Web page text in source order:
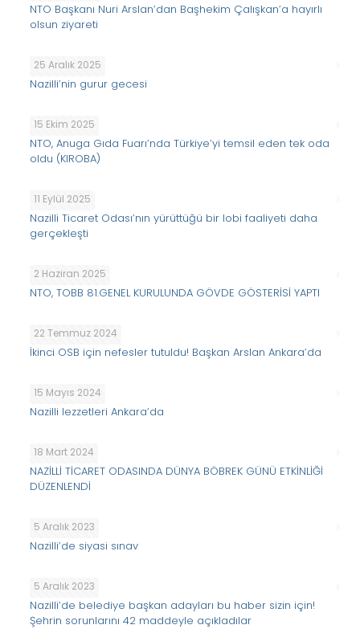
NTO Başkanı Nuri Arslan’dan Başhekim Çalışkan’a hayırlı
olsun ziyareti
25 Aralık 2025
Nazilli’nin gurur gecesi
15 Ekim 2025
NTO, Anuga Gıda Fuarı’nda Türkiye’yi temsil eden tek oda
oldu (KIROBA)
11 Eylül 2025
Nazilli Ticaret Odası’nın yürüttüğü bir lobi faaliyeti daha
gerçekleşti
2 Haziran 2025
NTO, TOBB 81.GENEL KURULUNDA GÖVDE GÖSTERİSİ YAPTI
22 Temmuz 2024
İkinci OSB için nefesler tutuldu! Başkan Arslan Ankara’da
15 Mayıs 2024
Nazilli lezzetleri Ankara’da
18 Mart 2024
NAZİLLİ TİCARET ODASINDA DÜNYA BÖBREK GÜNÜ ETKİNLİĞİ
DÜZENLENDİ
5 Aralık 2023
Nazilli’de siyasi sınav
5 Aralık 2023
Nazilli’de belediye başkan adayları bu haber sizin için!
Şehrin sorunlarını 42 maddeyle açıkladılar